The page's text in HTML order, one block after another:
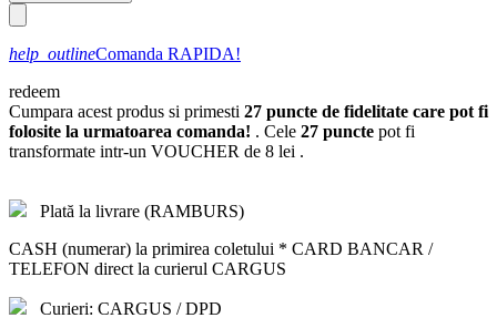
help_outlineComanda RAPIDA!
redeem
Cumpara acest produs si primesti 27 puncte de fidelitate care pot fi
folosite la urmatoarea comanda! . Cele 27 puncte pot fi
transformate intr-un VOUCHER de 8 lei .
Plată la livrare (RAMBURS)
CASH (numerar) la primirea coletului * CARD BANCAR /
TELEFON direct la curierul CARGUS
Curieri: CARGUS / DPD